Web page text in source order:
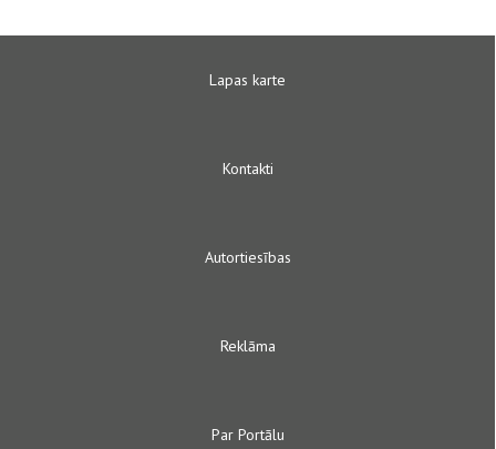
Lapas karte
Kontakti
Autortiesības
Reklāma
Par Portālu